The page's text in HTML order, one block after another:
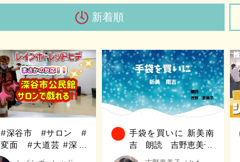
新着順
#深谷市 #サロン #
変面 #大道芸 #深谷
市公民館で????まさか
手袋を買いに 新美南
吉 朗読 吉野恵美子